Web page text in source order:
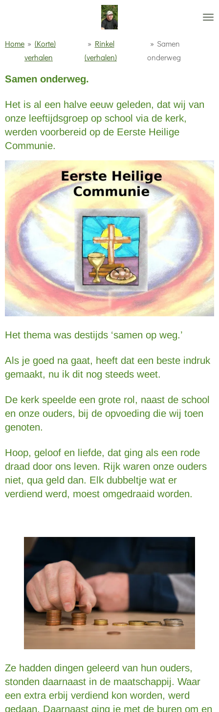
Home » (Korte)
verhalen
» Rinkel
(verhalen)
» Samen
onderweg
Samen onderweg.
Het is al een halve eeuw geleden, dat wij van
onze leeftijdsgroep op school via de kerk,
werden voorbereid op de Eerste Heilige
Communie.
Het thema was destijds ‘samen op weg.’
Als je goed na gaat, heeft dat een beste indruk
gemaakt, nu ik dit nog steeds weet.
De kerk speelde een grote rol, naast de school
en onze ouders, bij de opvoeding die wij toen
genoten.
Hoop, geloof en liefde, dat ging als een rode
draad door ons leven. Rijk waren onze ouders
niet, qua geld dan. Elk dubbeltje wat er
verdiend werd, moest omgedraaid worden.
Ze hadden dingen geleerd van hun ouders,
stonden daarnaast in de maatschappij. Waar
een extra erbij verdiend kon worden, werd
gedaan. Daarnaast ging je met de buren om en